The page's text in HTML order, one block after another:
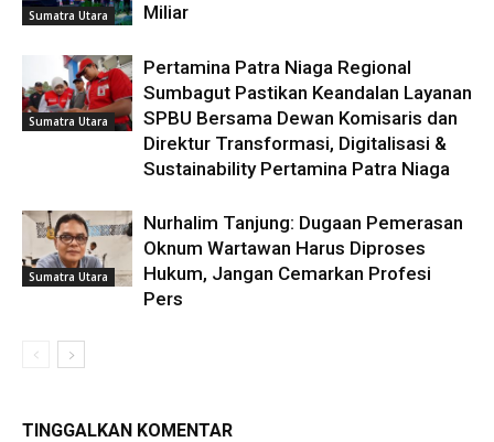
Sumatra Utara
Miliar
Sumatra Utara
Pertamina Patra Niaga Regional
Sumbagut Pastikan Keandalan Layanan
SPBU Bersama Dewan Komisaris dan
Direktur Transformasi, Digitalisasi &
Sustainability Pertamina Patra Niaga
Sumatra Utara
Nurhalim Tanjung: Dugaan Pemerasan
Oknum Wartawan Harus Diproses
Hukum, Jangan Cemarkan Profesi
Pers
TINGGALKAN KOMENTAR